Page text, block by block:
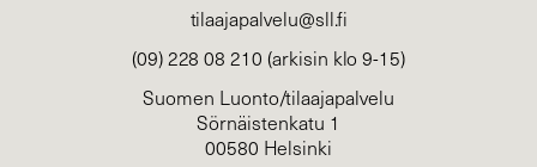
tilaajapalvelu@sll.fi
(09) 228 08 210 (arkisin klo 9-15)
Suomen Luonto/tilaajapalvelu
Sörnäistenkatu 1
00580 Helsinki